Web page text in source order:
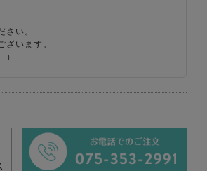
い。
います。